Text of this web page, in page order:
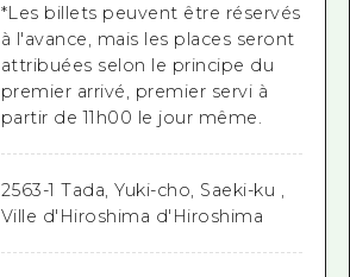
*Les billets peuvent être réservés
à l'avance, mais les places seront
attribuées selon le principe du
premier arrivé, premier servi à
partir de11h00 le jour même.
2563-1 Tada, Yuki-cho, Saeki-ku ,
Ville d'Hiroshima d'Hiroshima